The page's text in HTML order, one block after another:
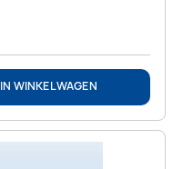
IN WINKELWAGEN